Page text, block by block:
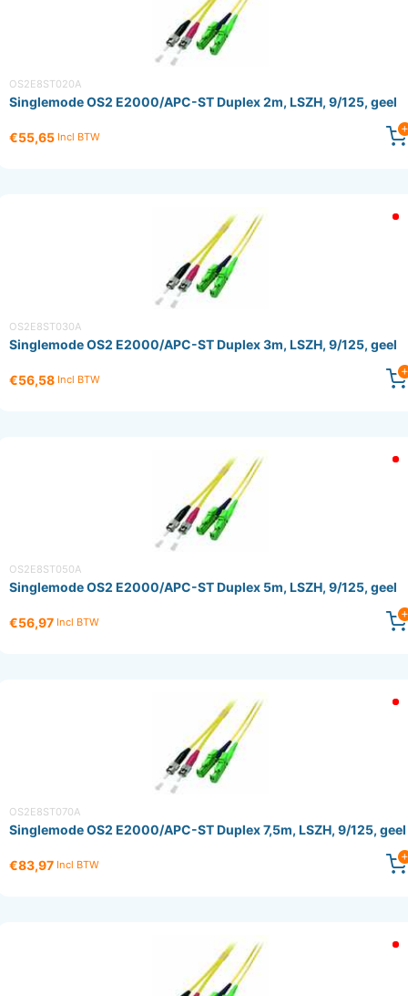
OS2E8ST020A
Singlemode OS2 E2000/APC-ST Duplex 2m, LSZH, 9/125, geel
€55,65 Incl BTW
OS2E8ST030A
Singlemode OS2 E2000/APC-ST Duplex 3m, LSZH, 9/125, geel
€56,58 Incl BTW
OS2E8ST050A
Singlemode OS2 E2000/APC-ST Duplex 5m, LSZH, 9/125, geel
€56,97 Incl BTW
OS2E8ST070A
Singlemode OS2 E2000/APC-ST Duplex 7,5m, LSZH, 9/125, geel
€83,97 Incl BTW